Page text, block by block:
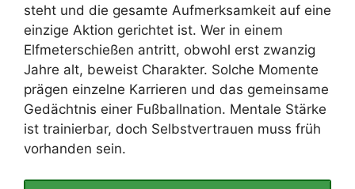
steht und die gesamte Aufmerksamkeit auf eine
einzige Aktion gerichtet ist. Wer in einem
Elfmeterschießen antritt, obwohl erst zwanzig
Jahre alt, beweist Charakter. Solche Momente
prägen einzelne Karrieren und das gemeinsame
Gedächtnis einer Fußballnation. Mentale Stärke
ist trainierbar, doch Selbstvertrauen muss früh
vorhanden sein.